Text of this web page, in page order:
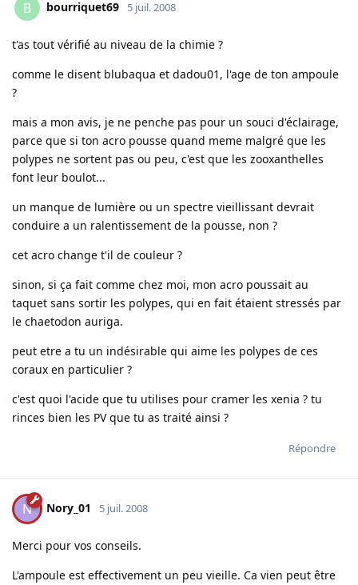
B bourriquet69 5 juil. 2008
t'as tout vérifié au niveau de la chimie ?
comme le disent blubaqua et dadou01, l'age de ton ampoule
?
mais a mon avis, je ne penche pas pour un souci d'éclairage,
parce que si ton acro pousse quand meme malgré que les
polypes ne sortent pas ou peu, c'est que les zooxanthelles
font leur boulot...
un manque de lumière ou un spectre vieillissant devrait
conduire a un ralentissement de la pousse, non ?
cet acro change t'il de couleur ?
sinon, si ça fait comme chez moi, mon acro poussait au
taquet sans sortir les polypes, qui en fait étaient stressés par
le chaetodon auriga.
peut etre a tu un indésirable qui aime les polypes de ces
coraux en particulier ?
c'est quoi l'acide que tu utilises pour cramer les xenia ? tu
rinces bien les PV que tu as traité ainsi ?
Répondre
N Nory_01 5 juil. 2008
Merci pour vos conseils.
L'ampoule est effectivement un peu vieille. Ca vien peut être